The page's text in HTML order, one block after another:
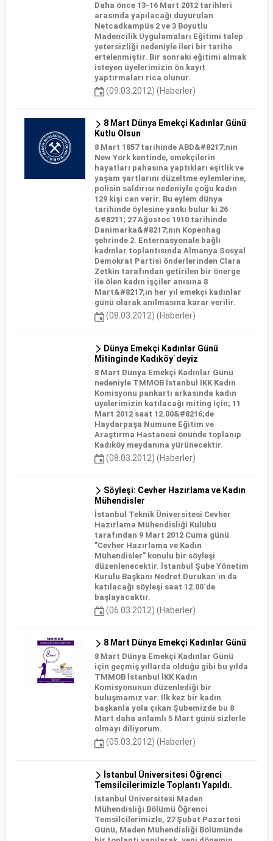
Daha önce 13-16 Mart 2012 tarihleri
arasında yapılacağı duyurulan
Netcadkampüs 2 ve 3 Boyutlu
Madencilik Uygulamaları Eğitimi talep
yetersizliği nedeniyle ileri bir tarihe
ertelenmiştir. Bir sonraki eğitimi almak
isteyen üyelerimizin ön kayıt
yaptırmaları rica olunur.
(09.03.2012) (Haberler)
8 Mart Dünya Emekçi Kadınlar Günü
Kutlu Olsun
8 Mart 1857 tarihinde ABD&#8217;nin
New York kentinde, emekçilerin
hayatları pahasına yaptıkları eşitlik ve
yaşam şartlarını düzeltme eylemlerine,
polisin saldırısı nedeniyle çoğu kadın
129 kişi can verir. Bu eylem dünya
tarihinde öylesine yankı bulur ki 26
&#8211; 27 Ağustos 1910 tarihinde
Danimarka&#8217;nın Kopenhag
şehrinde 2. Enternasyonale bağlı
kadınlar toplantısında Almanya Sosyal
Demokrat Partisi önderlerinden Clara
Zetkin tarafından getirilen bir önerge
ile ölen kadın işçiler anısına 8
Mart&#8217;ın her yıl emekçi kadınlar
günü olarak anılmasına karar verilir.
(08.03.2012) (Haberler)
Dünya Emekçi Kadınlar Günü
Mitinginde Kadıköy`deyiz
8 Mart Dünya Emekçi Kadınlar Günü
nedeniyle TMMOB İstanbul İKK Kadın
Komisyonu pankartı arkasında kadın
üyelerimizin katılacağı miting için; 11
Mart 2012 saat 12.00&#8216;de
Haydarpaşa Numune Eğitim ve
Araştırma Hastanesi önünde toplanıp
Kadıköy meydanına yürünecektir.
(08.03.2012) (Haberler)
Söyleşi: Cevher Hazırlama ve Kadın
Mühendisler
İstanbul Teknik Üniversitesi Cevher
Hazırlama Mühendisliği Kulübü
tarafından 9 Mart 2012 Cuma günü
"Cevher Hazırlama ve Kadın
Mühendisler" konulu bir söyleşi
düzenlenecektir. İstanbul Şube Yönetim
Kurulu Başkanı Nedret Durukan`ın da
katılacağı söyleşi saat 12.00`de
başlayacaktır.
(06.03.2012) (Haberler)
8 Mart Dünya Emekçi Kadınlar Günü
8 Mart Dünya Emekçi Kadınlar Günü
için geçmiş yıllarda olduğu gibi bu yılda
TMMOB İstanbul İKK Kadın
Komisyonunun düzenlediği bir
buluşmamız var. İlk kez bir kadın
başkanla yola çıkan Şubemizde bu 8
Mart daha anlamlı 5 Mart günü sizlerle
olmayı diliyorum.
(05.03.2012) (Haberler)
İstanbul Üniversitesi Öğrenci
Temsilcilerimizle Toplantı Yapıldı.
İstanbul Üniversitesi Maden
Mühendisliği Bölümü Öğrenci
Temsilcilerimizle, 27 Şubat Pazartesi
Günü, Maden Mühendisliği Bölümünde